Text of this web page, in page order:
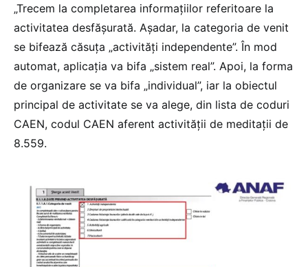
„Trecem la completarea informațiilor referitoare la
activitatea desfășurată. Așadar, la categoria de venit
se bifează căsuța „activități independente”. În mod
automat, aplicația va bifa „sistem real”. Apoi, la forma
de organizare se va bifa „individual”, iar la obiectul
principal de activitate se va alege, din lista de coduri
CAEN, codul CAEN aferent activității de meditații de
8.559.